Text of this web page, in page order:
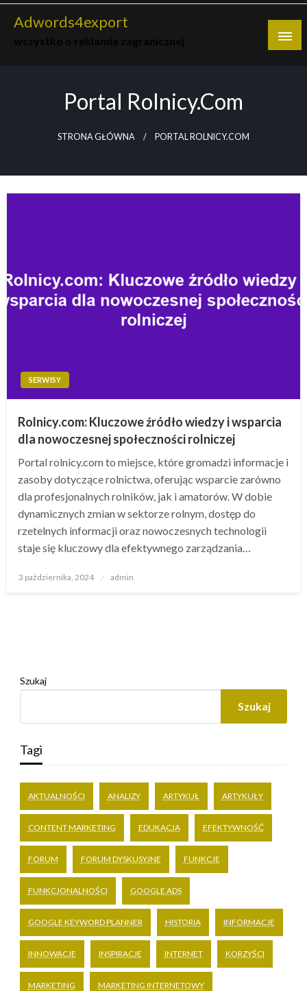
Skip
Adwords4export
Portal Rolnicy.com
STRONA GŁÓWNA PORTAL ROLNICY.COM
SERWISY
Rolnicy.com: Kluczowe źródło wiedzy i wsparcia
dla nowoczesnej społeczności rolniczej
Portal rolnicy.com to miejsce, które gromadzi informacje i
zasoby dotyczące rolnictwa, oferując wsparcie zarówno
dla profesjonalnych rolników, jak i amatorów. W dobie
dynamicznych zmian w sektorze rolnym, dostęp do
rzetelnych informacji oraz nowoczesnych technologii
staje się kluczowy dla efektywnego zarządzania…
Opublikowane
3 października, 2024 admin
Szukaj
Szukaj
Tagi
AKTUALNOŚCI ANALIZY ARTYKUŁ ARTYKUŁY
CONTENT MARKETING EDUKACJA EFEKTYWNOŚĆ
FORUM FORUM DYSKUSYJNE FUNKCJE
FUNKCJONALNOŚCI GOOGLE ADS
GOOGLE KEYWORD PLANNER HISTORIA INFORMACJE
INNOWACJE INSPIRACJE INTERNET KORZYŚCI
MARKETING MARKETING INTERNETOWY